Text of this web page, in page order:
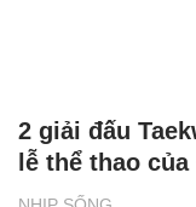
2 giải đấu
lễ thể thao